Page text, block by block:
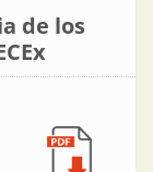
de los